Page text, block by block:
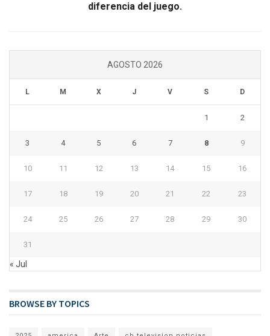
diferencia del juego.
AGOSTO 2026
L M X J V S D
1 2
3 4 5 6 7 8 9
10 11 12 13 14 15 16
17 18 19 20 21 22 23
24 25 26 27 28 29 30
31
« Jul
BROWSE BY TOPICS